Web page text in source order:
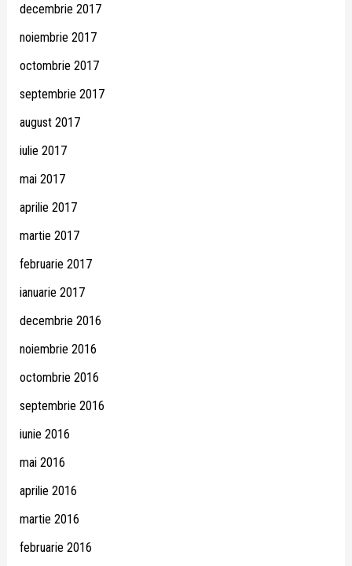
decembrie 2017
noiembrie 2017
octombrie 2017
septembrie 2017
august 2017
iulie 2017
mai 2017
aprilie 2017
martie 2017
februarie 2017
ianuarie 2017
decembrie 2016
noiembrie 2016
octombrie 2016
septembrie 2016
iunie 2016
mai 2016
aprilie 2016
martie 2016
februarie 2016